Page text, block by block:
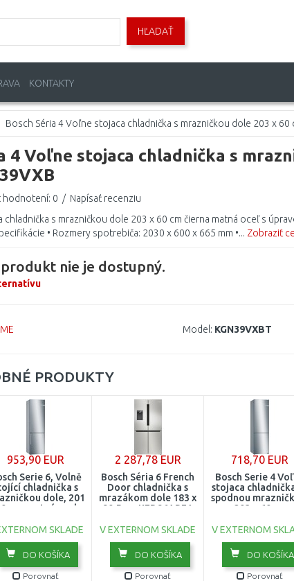
HĽADAŤ
KONTAKTY
Bosch Séria 4 Voľne stojaca chladnička s mrazničkou dole 203 x 60
4 Voľne stojaca chladnička s
hodnotení: 0 / Napísať recenziu
chladnička s mrazničkou dole 203 x 60 cm čierna matná oceľ s
• Rozmery spotrebiča: 2030 x 600 x 665 mm •... Zobraziť
nie je dostupný.
Model: KGN39VXBT
PRODUKTY
953,90 EUR
Serie 6, Volně
chladnička s
dole, 201
cm, matná ocel s
KGE398IBP
SKLADE
DO KOŠÍKA
Porovnať
2 287,78 EUR
Bosch Séria 6 French
Door chladnička s
mrazákom dole 183 x
90.5 cm KFD96APEA
V EXTERNOM SKLADE
DO KOŠÍKA
Porovnať
718,70 EUR
Bosch Serie 4
stojaca
spodnou
203 × 60 cm
V EXTERNOM
DO KOŠÍKA
Porovnať